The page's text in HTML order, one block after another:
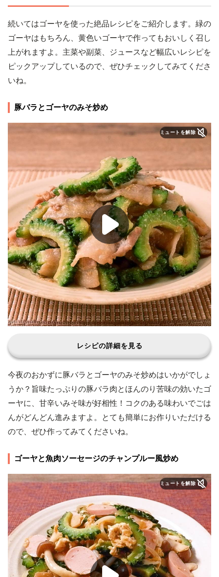
続いてはゴーヤを使った絶品レシピをご紹介します。緑の
ゴーヤはもちろん、黄色いゴーヤで作ってもおいしく召し
上がれますよ。主菜や副菜、ジュースなど幅広いレシピを
ピックアップしているので、ぜひチェックしてみてくださ
いね。
豚バラとゴーヤのみそ炒め
ミュートを解除
レシピの詳細を見る
今夜のおかずに豚バラとゴーヤのみそ炒めはいかがでしょ
うか？旨味たっぷりの豚バラ肉とほんのり苦味の効いたゴ
ーヤに、甘辛いみそ味が好相性！コクのある味わいでごは
んがどんどん進みますよ。とても簡単にお作りいただける
ので、ぜひ作ってみてくださいね。
ゴーヤと魚肉ソーセージのチャンプルー風炒め
ミュートを解除